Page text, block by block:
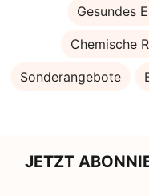
Gesundes
Chemische
Sonderangebote
JETZT